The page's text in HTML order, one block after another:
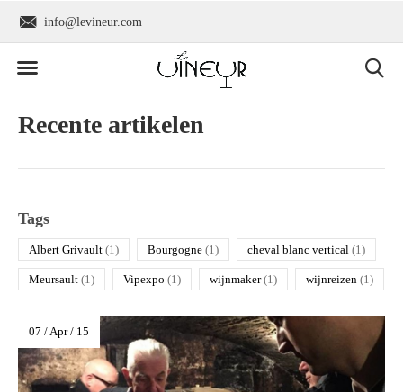
info@levineur.com
Recente artikelen
Tags
Albert Grivault (1) Bourgogne (1) cheval blanc vertical (1)
Meursault (1) Vipexpo (1) wijnmaker(1) wijnreizen (1)
07 / Apr / 15